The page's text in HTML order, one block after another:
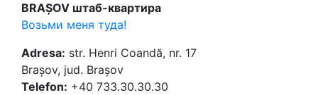
BRAȘOV штаб-квартира
Возьми меня туда!
Adresa: str. Henri Coandă, nr. 17
Brașov, jud. Brașov
Telefon: +40 733.30.30.30